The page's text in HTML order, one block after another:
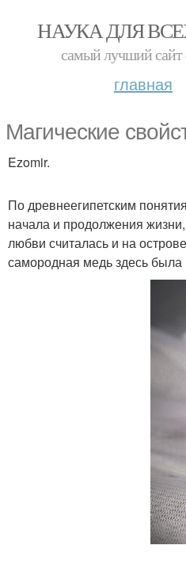
НАУКА ДЛЯ
самый лучший сайт
главная
Магические
Ezomir.
По древнеегипетским
начала и продолжения
любви считалась и на
самородная медь здесь